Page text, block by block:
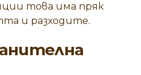
това има пряк
и разходите.